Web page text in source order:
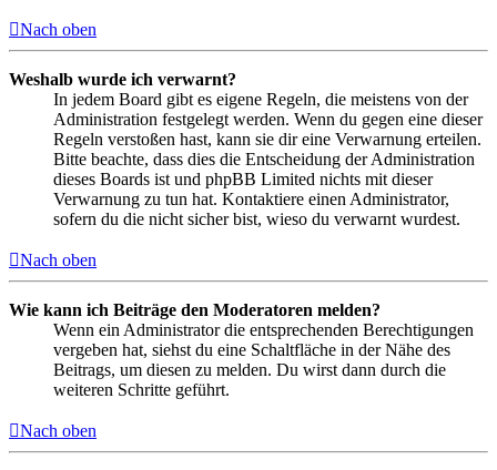
Nach oben
Weshalb wurde ich verwarnt?
In jedem Board gibt es eigene Regeln, die meistens von der
Administration festgelegt werden. Wenn du gegen eine dieser
Regeln verstoßen hast, kann sie dir eine Verwarnung erteilen.
Bitte beachte, dass dies die Entscheidung der Administration
dieses Boards ist und phpBB Limited nichts mit dieser
Verwarnung zu tun hat. Kontaktiere einen Administrator,
sofern du die nicht sicher bist, wieso du verwarnt wurdest.
Nach oben
Wie kann ich Beiträge den Moderatoren melden?
Wenn ein Administrator die entsprechenden Berechtigungen
vergeben hat, siehst du eine Schaltfläche in der Nähe des
Beitrags, um diesen zu melden. Du wirst dann durch die
weiteren Schritte geführt.
Nach oben